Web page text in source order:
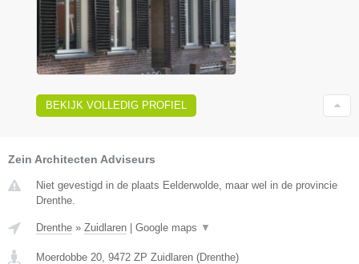
BEKIJK VOLLEDIG PROFIEL
Zein Architecten Adviseurs
Niet gevestigd in de plaats Eelderwolde, maar wel in de provincie
Drenthe.
Drenthe » Zuidlaren | Google maps ▼
Moerdobbe 20 9472 ZP Zuidlaren (Drenthe)